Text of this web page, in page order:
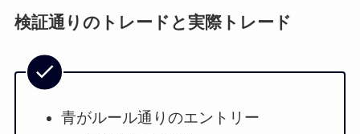
検証通りのトレードと実際トレード
青がルール通りのエントリー